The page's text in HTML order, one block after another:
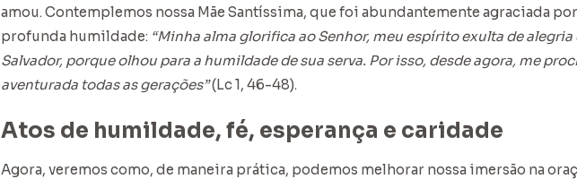
amou. Contemplemos nossa Mãe Santíssima, que foi abundantemente agraciada por
profunda humildade: “Minha alma glorifica ao Senhor, meu espírito exulta de alegria
Salvador, porque olhou para a humildade de sua serva. Por isso, desde agora, me
aventurada todas as gerações”(Lc 1, 46-48).
Atos de humildade, fé, esperança e caridade
Agora, veremos como, de maneira prática, podemos melhorar nossa imersão na